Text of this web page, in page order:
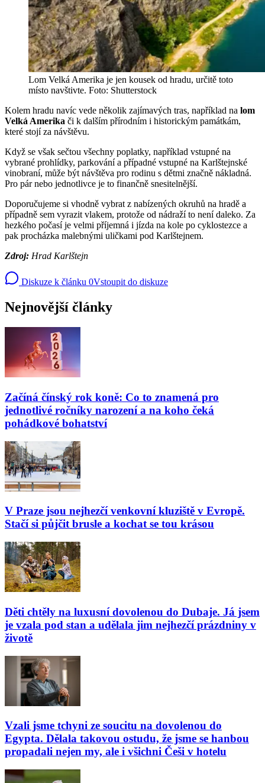
Lom Velká Amerika je jen kousek od hradu, určitě toto
místo navštivte. Foto: Shutterstock
Kolem hradu navíc vede několik zajímavých tras, například na lom
Velká Amerika či k dalším přírodním i historickým památkám,
které stojí za návštěvu.
Když se však sečtou všechny poplatky, například vstupné na
vybrané prohlídky, parkování a případné vstupné na Karlštejnské
vinobraní, může být návštěva pro rodinu s dětmi značně nákladná.
Pro pár nebo jednotlivce je to finančně snesitelnější.
Doporučujeme si vhodně vybrat z nabízených okruhů na hradě a
případně sem vyrazit vlakem, protože od nádraží to není daleko. Za
hezkého počasí je velmi příjemná i jízda na kole po cyklostezce a
pak procházka malebnými uličkami pod Karlštejnem.
Zdroj: Hrad Karlštejn
Diskuze k článku 0Vstoupit do diskuze
Nejnovější články
Začíná čínský rok koně: Co to znamená pro
jednotlivé ročníky narození a na koho čeká
pohádkové bohatství
V Praze jsou nejhezčí venkovní kluziště v Evropě.
Stačí si půjčit brusle a kochat se tou krásou
Děti chtěly na luxusní dovolenou do Dubaje. Já jsem
je vzala pod stan a udělala jim nejhezčí prázdniny v
životě
Vzali jsme tchyni ze soucitu na dovolenou do
Egypta. Dělala takovou ostudu, že jsme se hanbou
propadali nejen my, ale i všichni Češi v hotelu